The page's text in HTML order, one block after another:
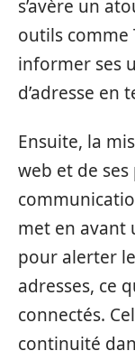
s’avère un
outils comme
informer ses
d’adresse en
Ensuite, la
web et de
met en avant
pour alerter
adresses, ce
connectés.
continuité